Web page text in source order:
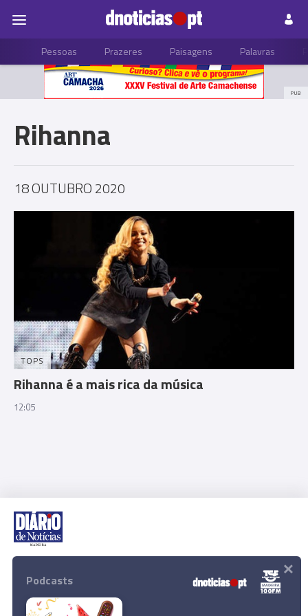
Pessoas Prazeres Paisagens Palavras
PUB
Rihanna
18 OUTUBRO 2020
TOPS
Rihanna é a mais rica da música
12:05
Rua Dr. Fernão de Ornelas, 56 - 3º
291 202 300
Podcasts ×